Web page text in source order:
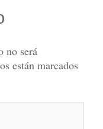
no será
están marcados